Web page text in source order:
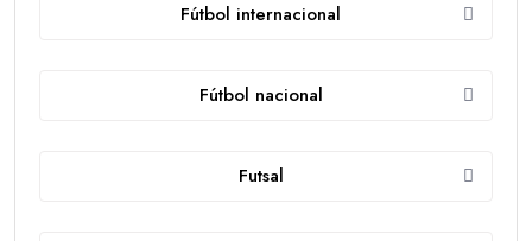
Fútbol internacional
Fútbol nacional
Futsal